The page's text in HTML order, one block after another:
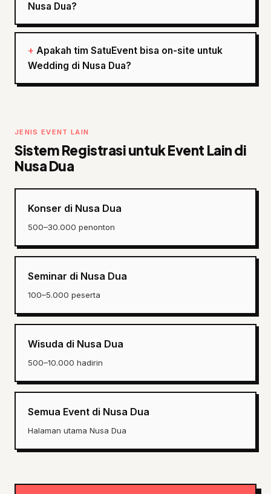
Nusa Dua?
Apakah tim SatuEvent bisa on-site untuk
Wedding di Nusa Dua?
JENIS EVENT LAIN
Sistem Registrasi untuk Event Lain di
Nusa Dua
Konser di Nusa Dua
500–30.000 penonton
Seminar di Nusa Dua
100–5.000 peserta
Wisuda di Nusa Dua
500–10.000 hadirin
Semua Event di Nusa Dua
Halaman utama Nusa Dua